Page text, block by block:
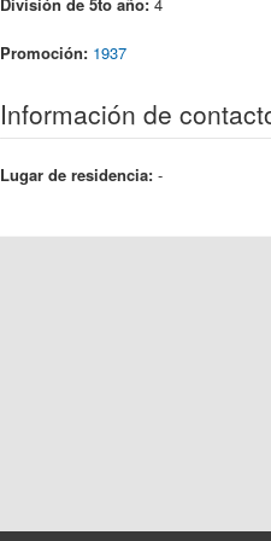
Promoción: 1937
Información de
Lugar de residencia: -